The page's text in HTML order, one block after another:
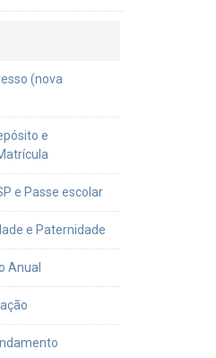
(nova
e
e Passe escolar
e Paternidade
Anual